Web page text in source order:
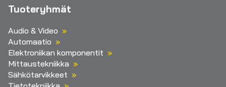
Tuoteryhmät
Audio & Video
Automaatio
Elektroniikan komponentit
Mittaustekniikka
Sähkötarvikkeet